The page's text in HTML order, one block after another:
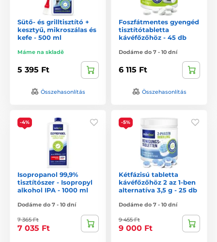
Sütő- és grilltisztító +
kesztyű, mikroszálas és
kefe - 500 ml
Máme na skladě
5 395 Ft
Összehasonlítás
Foszfátmentes gyengéd
tisztítótabletta
kávéfőzőhöz - 45 db
Dodáme do 7 - 10 dní
6 115 Ft
Összehasonlítás
-4%
Isopropanol 99,9%
tisztítószer - Isopropyl
alkohol IPA - 1000 ml
Dodáme do 7 - 10 dní
7 365 Ft
7 035 Ft
-5%
Kétfázisú tabletta
kávéfőzőhöz 2 az 1-ben
alternatíva 3,5 g - 25 db
Dodáme do 7 - 10 dní
9 455 Ft
9 000 Ft